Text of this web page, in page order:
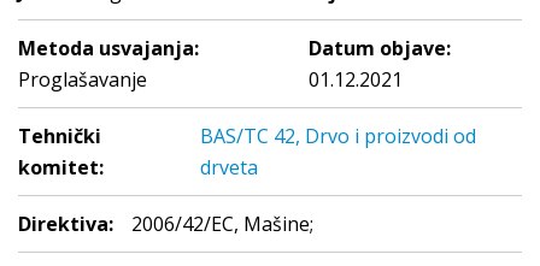
Metoda usvajanja:
Proglašavanje
Datum objave:
01.12.2021
Tehnički
komitet:
BAS/TC 42, Drvo i proizvodi od
drveta
Direktiva: 2006/42/EC, Mašinе;